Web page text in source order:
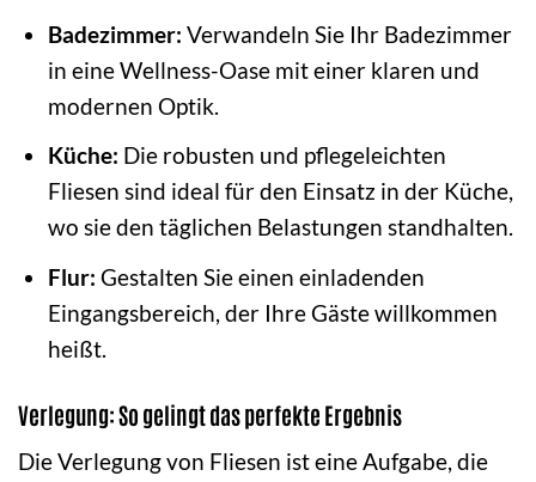
Badezimmer: Verwandeln Sie Ihr Badezimmer
in eine Wellness-Oase mit einer klaren und
modernen Optik.
Küche: Die robusten und pflegeleichten
Fliesen sind ideal für den Einsatz in der Küche,
wo sie den täglichen Belastungen standhalten.
Flur: Gestalten Sie einen einladenden
Eingangsbereich, der Ihre Gäste willkommen
heißt.
Verlegung: So gelingt das perfekte Ergebnis
Die Verlegung von Fliesen ist eine Aufgabe, die